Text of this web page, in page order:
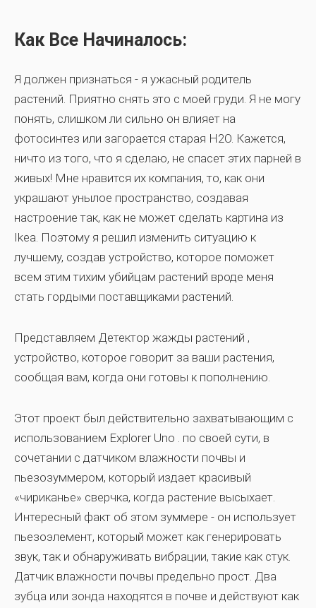
Как Все Начиналось:
Я должен признаться - я ужасный родитель
растений. Приятно снять это с моей груди. Я не могу
понять, слишком ли сильно он влияет на
фотосинтез или загорается старая H2O. Кажется,
ничто из того, что я сделаю, не спасет этих парней в
живых! Мне нравится их компания, то, как они
украшают унылое пространство, создавая
настроение так, как не может сделать картина из
Ikea. Поэтому я решил изменить ситуацию к
лучшему, создав устройство, которое поможет
всем этим тихим убийцам растений вроде меня
стать гордыми поставщиками растений.
Представляем Детектор жажды растений ,
устройство, которое говорит за ваши растения,
сообщая вам, когда они готовы к пополнению.
Этот проект был действительно захватывающим с
использованием Explorer Uno . по своей сути, в
сочетании с датчиком влажности почвы и
пьезозуммером, который издает красивый
«чириканье» сверчка, когда растение высыхает.
Интересный факт об этом зуммере - он использует
пьезоэлемент, который может как генерировать
звук, так и обнаруживать вибрации, такие как стук.
Датчик влажности почвы предельно прост. Два
зубца или зонда находятся в почве и действуют как